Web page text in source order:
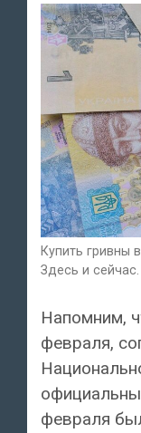
Купить гривны
Здесь и
Напомним,
февраля,
февраля